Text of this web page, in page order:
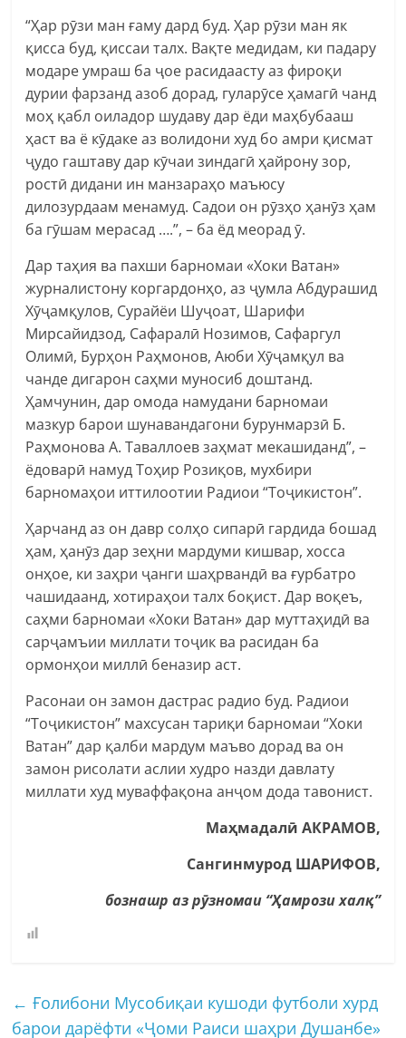
“Ҳар рӯзи ман ғаму дард буд. Ҳар рӯзи ман як
қисса буд, қиссаи талх. Вақте медидам, ки падару
модаре умраш ба ҷое расидаасту аз фироқи
дурии фарзанд азоб дорад, гуларӯсе ҳамагӣ чанд
моҳ қабл оиладор шудаву дар ёди маҳбубааш
ҳаст ва ё кӯдаке аз волидони худ бо амри қисмат
ҷудо гаштаву дар кӯчаи зиндагӣ ҳайрону зор,
ростӣ дидани ин манзараҳо маъюсу
дилозурдаам менамуд. Садои он рӯзҳо ҳанӯз ҳам
ба гӯшам мерасад ….”, – ба ёд меорад ӯ.
Дар таҳия ва пахши барномаи «Хоки Ватан»
журналистону коргардонҳо, аз ҷумла Абдурашид
Хӯҷамқулов, Сурайёи Шуҷоат, Шарифи
Мирсайидзод, Сафаралӣ Нозимов, Сафаргул
Олимӣ, Бурҳон Раҳмонов, Аюби Хӯҷамқул ва
чанде дигарон саҳми муносиб доштанд.
Ҳамчунин, дар омода намудани барномаи
мазкур барои шунавандагони бурунмарзӣ Б.
Раҳмонова А. Таваллоев заҳмат мекашиданд”, –
ёдоварӣ намуд Тоҳир Розиқов, мухбири
барномаҳои иттилоотии Радиои “Тоҷикистон”.
Ҳарчанд аз он давр солҳо сипарӣ гардида бошад
ҳам, ҳанӯз дар зеҳни мардуми кишвар, хосса
онҳое, ки заҳри ҷанги шаҳрвандӣ ва ғурбатро
чашидаанд, хотираҳои талх боқист. Дар воқеъ,
саҳми барномаи «Хоки Ватан» дар муттаҳидӣ ва
сарҷамъии миллати тоҷик ва расидан ба
ормонҳои миллӣ беназир аст.
Расонаи он замон дастрас радио буд. Радиои
“Тоҷикистон” махсусан тариқи барномаи “Хоки
Ватан” дар қалби мардум маъво дорад ва он
замон рисолати аслии худро назди давлату
миллати худ муваффақона анҷом дода тавонист.
Маҳмадалӣ АКРАМОВ,
Сангинмурод ШАРИФОВ,
бознашр аз рӯзномаи “Ҳамрозихалқ”
← Ғолибони Мусобиқаи кушоди футболи хурд
барои дарёфти «Ҷоми Раиси шаҳри Душанбе»